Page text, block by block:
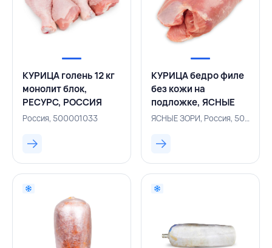
КУРИЦА голень 12 кг
монолит блок,
РЕСУРС, РОССИЯ
Россия, 500001033
КУРИЦА бедро филе
без кожи на
подложке, ЯСНЫЕ
ЗОРИ, РОССИЯ
ЯСНЫЕ ЗОРИ, Россия, 500001850